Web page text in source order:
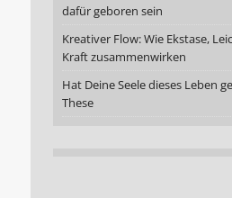
dafür geboren sein
Kreativer Flow: Wie Ekstase,
Kraft zusammenwirken
Hat Deine Seele dieses Leben
These